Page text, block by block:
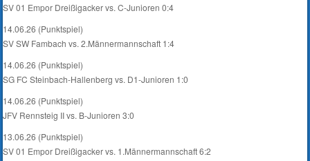
SV 01 Empor Dreißigacker vs. C-Junioren 0:4
14.06.26 (Punktspiel)
SV SW Fambach vs. 2.Männermannschaft 1:4
14.06.26 (Punktspiel)
SG FC Steinbach-Hallenberg vs. D1-Junioren 1:0
14.06.26 (Punktspiel)
JFV Rennsteig II vs. B-Junioren 3:0
13.06.26 (Punktspiel)
SV 01 Empor Dreißigacker vs. 1.Männermannschaft 6:2